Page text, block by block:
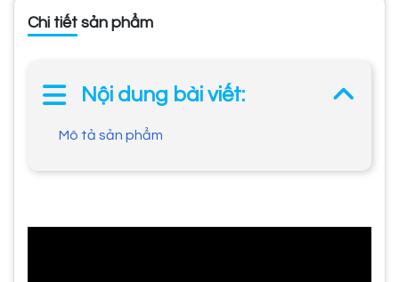
Chi tiết sản phẩm
Nội dung bài viết:
Mô tả sản phẩm